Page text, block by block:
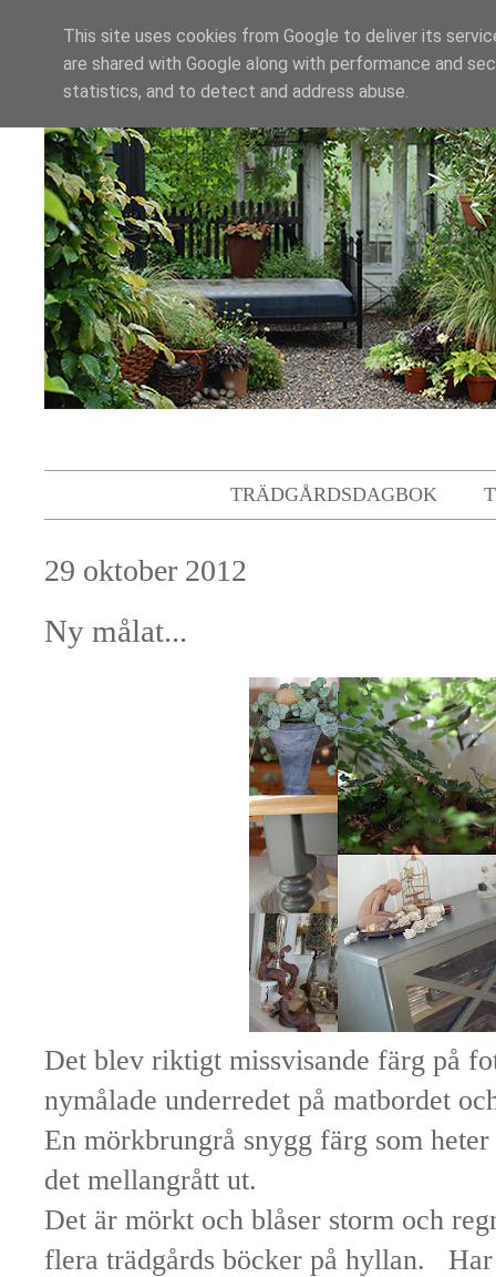
TRÄDGÅRDSDAGBOK
29 oktober 2012
Ny målat...
Det blev riktigt missvisande färg på
nymålade underredet på matbordet
En mörkbrungrå snygg färg som
det mellangrått ut.
Det är mörkt och blåser storm och
flera trädgårds böcker på hyllan.
This site uses cookies from Google to deliver its
are shared with Google along with performance and
statistics, and to detect and address abuse.